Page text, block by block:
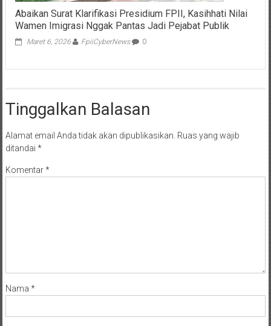
Abaikan Surat Klarifikasi Presidium FPII, Kasihhati Nilai
Wamen Imigrasi Nggak Pantas Jadi Pejabat Publik
Maret 6, 2026 FpiiCyberNews 0
Tinggalkan Balasan
Alamat email Anda tidak akan dipublikasikan. Ruas yang wajib
ditandai *
Komentar*
Nama *